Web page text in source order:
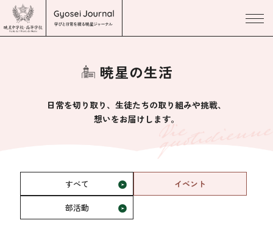
暁星の生活
日常を切り取り、生徒たちの取り組みや挑戦、
想いをお届けします。
すべて イベント
部活動